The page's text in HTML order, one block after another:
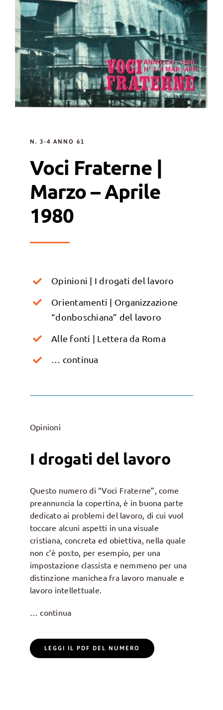
N. 3-4 ANNO 61
Voci Fraterne |
Marzo – Aprile
1980
Opinioni | I drogati del lavoro
Orientamenti | Organizzazione
“donboschiana” del lavoro
Alle fonti | Lettera da Roma
… continua
Opinioni
I drogati del lavoro
Questo numero di “Voci Fraterne”, come
preannuncia la copertina, è in buona parte
dedicato ai problemi del lavoro, di cui vuol
toccare alcuni aspetti in una visuale
cristiana, concreta ed obiettiva, nella quale
non c’è posto, per esempio, per una
impostazione classista e nemmeno per una
distinzione manichea fra lavoro manuale e
lavoro intellettuale.
… continua
LEGGI IL PDF DEL NUMERO